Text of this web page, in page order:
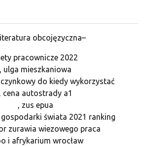
obcojęzyczna–
pracownicze 2022
, ulga mieszkaniowa
do kiedy wykorzystać
, cena autostrady a1
, zus epua
świata 2021 ranking
zurawia wiezowego praca
i afrykarium wrocław